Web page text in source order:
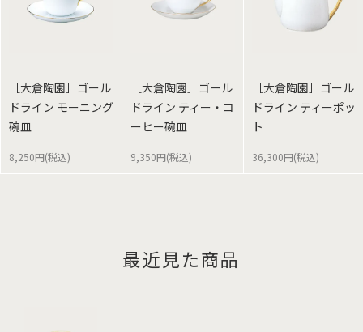
［大倉陶園］ゴール
ドライン モーニング
碗皿
8,250円(税込)
［大倉陶園］ゴール
ドライン ティー・コ
ーヒー碗皿
9,350円(税込)
［大倉陶園］ゴール
ドライン ティーポッ
ト
36,300円(税込)
最近見た商品